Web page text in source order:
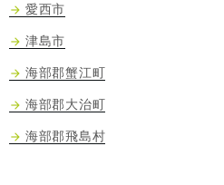
愛西市
津島市
海部郡蟹江町
海部郡大治町
海部郡飛島村